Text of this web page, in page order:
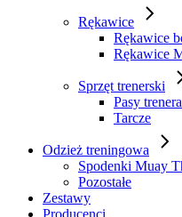
Rękawice
Rękawice
Rękawice
Sprzęt trenerski
Pasy trenera
Tarcze
Odzież treningowa
Spodenki Muay
Pozostałe
Zestawy
Producenci